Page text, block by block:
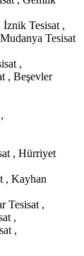
İznik Tesisat ,
Tesisat
,
, Beşevler
, Hürriyet
, Kayhan
Tesisat ,
,
,